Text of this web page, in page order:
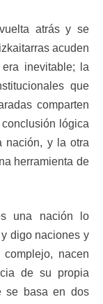
atrás y se
acuden
inevitable; la
que
comparten
lógica
nación, y la otra
herramienta de
una nación lo
digo naciones y
nacen
de su propia
se basa en dos